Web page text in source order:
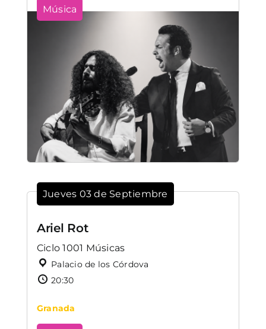
Música
Jueves 03 de Septiembre
Ariel Rot
Ciclo 1001 Músicas
Palacio de los Córdova
20:30
Granada